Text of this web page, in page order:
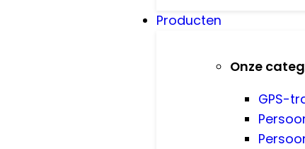
Producten
Onze
GPS-